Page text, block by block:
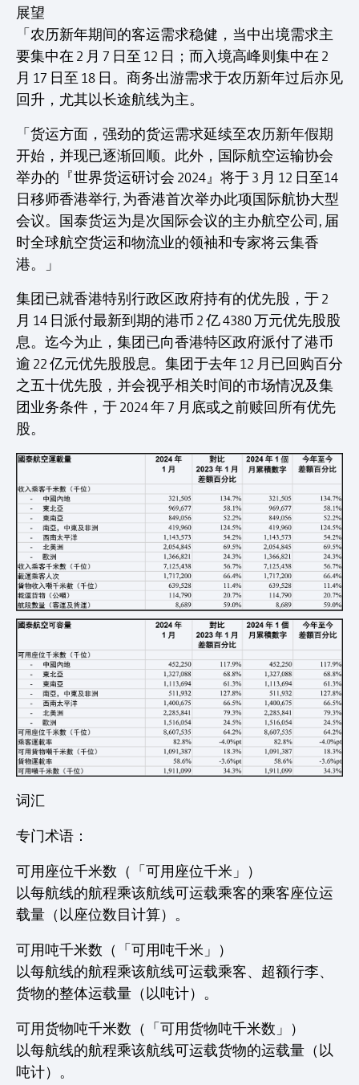
展望
「农历新年期间的客运需求稳健，当中出境需求主
要集中在 2 月 7 日至 12 日；而入境高峰则集中在 2
月 17 日至 18 日。商务出游需求于农历新年过后亦见
回升，尤其以长途航线为主。
「货运方面，强劲的货运需求延续至农历新年假期
开始，并现已逐渐回顺。此外，国际航空运输协会
举办的『世界货运研讨会 2024』将于 3 月 12 日至14
日移师香港举行, 为香港首次举办此项国际航协大型
会议。国泰货运为是次国际会议的主办航空公司, 届
时全球航空货运和物流业的领袖和专家将云集香
港。」
集团已就香港特别行政区政府持有的优先股，于 2
月 14 日派付最新到期的港币 2 亿 4380 万元优先股股
息。迄今为止，集团已向香港特区政府派付了港币
逾 22 亿元优先股股息。集团于去年 12 月已回购百分
之五十优先股，并会视乎相关时间的市场情况及集
团业务条件，于 2024 年 7 月底或之前赎回所有优先
股。
词汇
专门术语：
可用座位千米数（「可用座位千米」）
以每航线的航程乘该航线可运载乘客的乘客座位运
载量（以座位数目计算）。
可用吨千米数（「可用吨千米」）
以每航线的航程乘该航线可运载乘客、超额行李、
货物的整体运载量（以吨计）。
可用货物吨千米数（「可用货物吨千米数」）
以每航线的航程乘该航线可运载货物的运载量（以
吨计）。